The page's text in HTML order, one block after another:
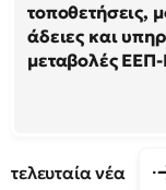
τοποθετήσεις,
άδειες και
μεταβολές
τελευταία νέα